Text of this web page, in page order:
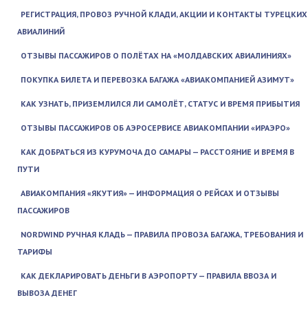
РЕГИСТРАЦИЯ, ПРОВОЗ РУЧНОЙ КЛАДИ, АКЦИИ И КОНТАКТЫ ТУРЕЦКИХ
АВИАЛИНИЙ
ОТЗЫВЫ ПАССАЖИРОВ О ПОЛЁТАХ НА «МОЛДАВСКИХ АВИАЛИНИЯХ»
ПОКУПКА БИЛЕТА И ПЕРЕВОЗКА БАГАЖА «АВИАКОМПАНИЕЙ АЗИМУТ»
КАК УЗНАТЬ, ПРИЗЕМЛИЛСЯ ЛИ САМОЛЁТ, СТАТУС И ВРЕМЯ ПРИБЫТИЯ
ОТЗЫВЫ ПАССАЖИРОВ ОБ АЭРОСЕРВИСЕ АВИАКОМПАНИИ «ИРАЭРО»
КАК ДОБРАТЬСЯ ИЗ КУРУМОЧА ДО САМАРЫ — РАССТОЯНИЕ И ВРЕМЯ В
ПУТИ
АВИАКОМПАНИЯ «ЯКУТИЯ» — ИНФОРМАЦИЯ О РЕЙСАХ И ОТЗЫВЫ
ПАССАЖИРОВ
NORDWIND РУЧНАЯ КЛАДЬ — ПРАВИЛА ПРОВОЗА БАГАЖА, ТРЕБОВАНИЯ И
ТАРИФЫ
КАК ДЕКЛАРИРОВАТЬ ДЕНЬГИ В АЭРОПОРТУ — ПРАВИЛА ВВОЗА И
ВЫВОЗА ДЕНЕГ